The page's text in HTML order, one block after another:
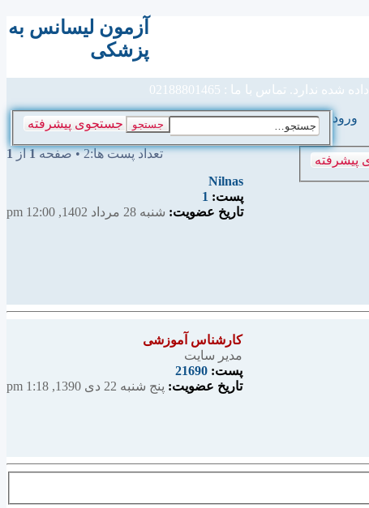
تماس با ما : 02188801465
جستجو جستجوی پیشرفته ورود
آزمون لیسانس به
پزشکی
پیشرفته تعداد پست ها:2 • صفحه 1از1
Nilnas
پست: 1
تاریخ عضویت: شنبه 28 مرداد 1402, 12:00 pm
کارشناس آموزشی
مدیر سایت
پست: 21690
تاریخ عضویت: پنج شنبه 22 دی 1390, 1:18 pm